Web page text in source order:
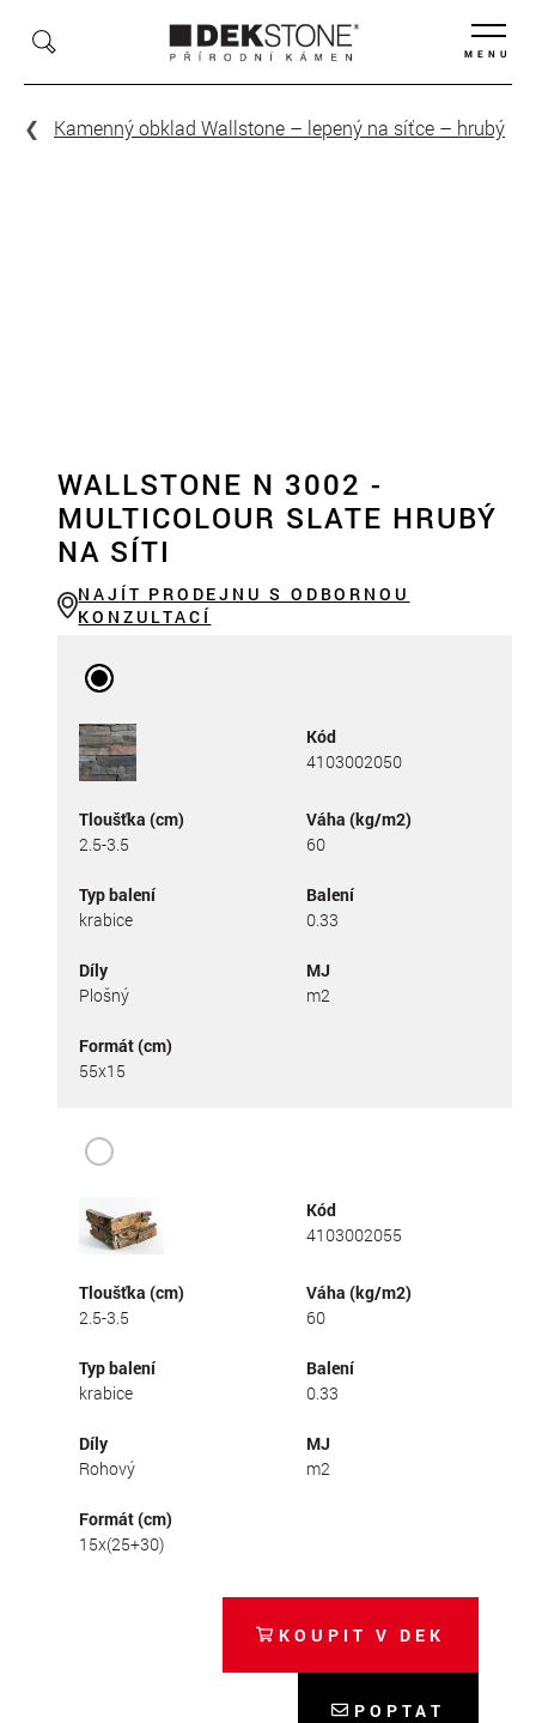
MENU
Kamenný obklad Wallstone – lepený na síťce – hrubý
WALLSTONE N 3002 -
MULTICOLOUR SLATE HRUBÝ
NA SÍTI
NAJÍT PRODEJNU S ODBORNOU
KONZULTACÍ
Kód
4103002050
Tloušťka (cm)
2.5-3.5
Váha (kg/m2)
60
Typ balení
krabice
Balení
0.33
Díly
Plošný
MJ
m2
Formát (cm)
55x15
Kód
4103002055
Tloušťka (cm)
2.5-3.5
Váha (kg/m2)
60
Typ balení
krabice
Balení
0.33
Díly
Rohový
MJ
m2
Formát (cm)
15x(25+30)
KOUPIT V DEK
POPTAT